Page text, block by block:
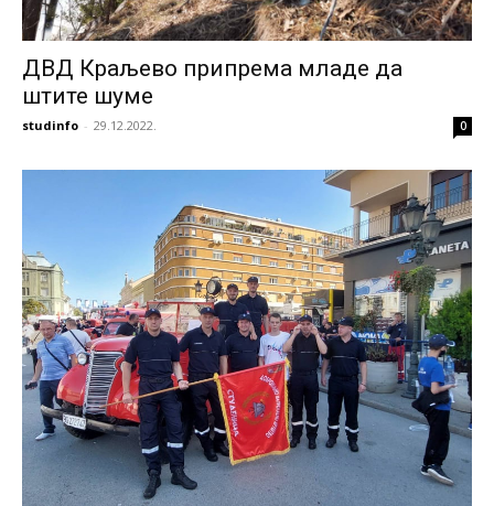
ДВД Краљево припрема младе да
штите шуме
studinfo - 29.12.2022. 0